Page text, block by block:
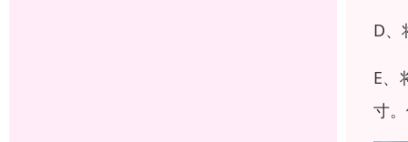
D、
E、
寸